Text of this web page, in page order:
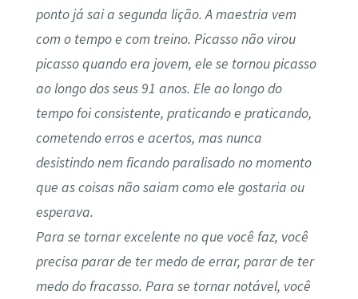
ponto já sai a segunda lição. A maestria vem
com o tempo e com treino. Picasso não virou
picasso quando era jovem, ele se tornou picasso
ao longo dos seus 91 anos. Ele ao longo do
tempo foi consistente, praticando e praticando,
cometendo erros e acertos, mas nunca
desistindo nem ficando paralisado no momento
que as coisas não saiam como ele gostaria ou
esperava.
Para se tornar excelente no que você faz, você
precisa parar de ter medo de errar, parar de ter
medo do fracasso. Para se tornar notável, você